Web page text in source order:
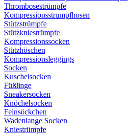
Thrombosestrümpfe
Kompressionsstrumpfhosen
Stützstrümpfe
Stützkniestrümpfe
Kompressionssocken
Stützhöschen
Kompressionsleggings
Socken
Kuschelsocken
Füßlinge
Sneakersocken
Knöchelsocken
Feinsöckchen
Wadenlange Socken
Kniestrümpfe